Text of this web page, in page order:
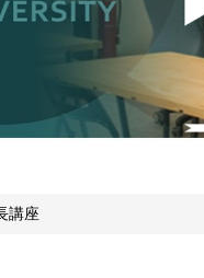
講座